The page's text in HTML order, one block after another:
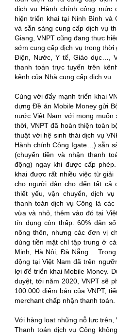
dịch vụ Hành chính công mức
hiện triển khai tại Ninh Bình và
và sẵn sàng cung cấp dịch vụ
Giang, VNPT cũng đang thực
sớm cung cấp dịch vụ trong
Điện, Nước, Y tế, Giáo dục…,
thanh toán trực tuyến trên
kênh của Nhà cung cấp dịch vụ.
Cùng với đẩy mạnh triển khai
dựng Đề án Mobile Money gửi
nước Việt Nam với mong
thời, VNPT đã hoàn thiện toàn
thuật với hệ sinh thái dịch vụ
Hành chính Công Igate…) sẵn
(chuyển tiền và nhận thanh
động) ngay khi được cấp
khai được rất nhiều việc từ giải
cho người dân cho đến tất cả
thiết yếu, vận chuyển, dịch
thanh toán dịch vụ Công là
vừa và nhỏ, thêm vào đó tại
tín dụng còn thấp. 60% dân
nông thôn, nhưng các đơn vị
dùng tiền mặt chỉ tập trung ở
Minh, Hà Nội, Đà Nẵng…
động tại Việt Nam đã trên
lợi để triển khai Mobile Money.
duyệt, tới năm 2020, VNPT sẽ
100.000 điểm bán của VNPT,
merchant chấp nhận thanh toán.
Với hàng loạt những nỗ lực trên,
Thanh toán dịch vụ Công